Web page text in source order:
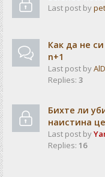
Last post by
Как да не
n+1
Last post by
Replies: 3
Бихте ли
наистина
Last post by
Replies: 16